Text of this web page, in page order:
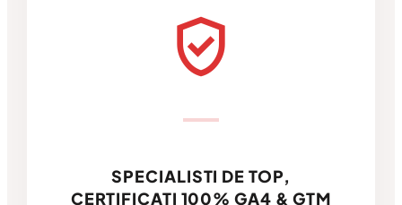
verified_user
SPECIALISTI DE TOP,
CERTIFICATI 100% GA4 & GTM